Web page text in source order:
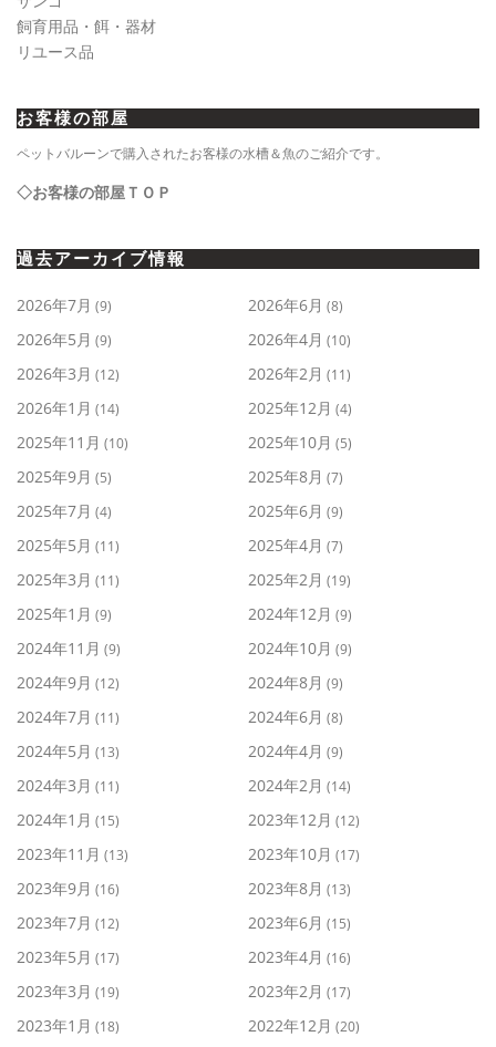
飼育用品・餌・器材
リユース品
お客様の部屋
ペットバルーンで購入されたお客様の水槽＆魚のご紹介です。
◇お客様の部屋ＴＯＰ
過去アーカイブ情報
2026年7月 (9) 2026年6月 (8)
2026年5月 (9) 2026年4月 (10)
2026年3月 (12) 2026年2月 (11)
2026年1月 (14) 2025年12月 (4)
2025年11月 (10) 2025年10月 (5)
2025年9月 (5) 2025年8月 (7)
2025年7月 (4) 2025年6月 (9)
2025年5月 (11) 2025年4月 (7)
2025年3月 (11) 2025年2月 (19)
2025年1月 (9) 2024年12月 (9)
2024年11月 (9) 2024年10月 (9)
2024年9月 (12) 2024年8月 (9)
2024年7月 (11) 2024年6月 (8)
2024年5月 (13) 2024年4月 (9)
2024年3月 (11) 2024年2月 (14)
2024年1月 (15) 2023年12月 (12)
2023年11月 (13) 2023年10月 (17)
2023年9月 (16) 2023年8月 (13)
2023年7月 (12) 2023年6月 (15)
2023年5月 (17) 2023年4月 (16)
2023年3月 (19) 2023年2月 (17)
2023年1月 (18) 2022年12月 (20)